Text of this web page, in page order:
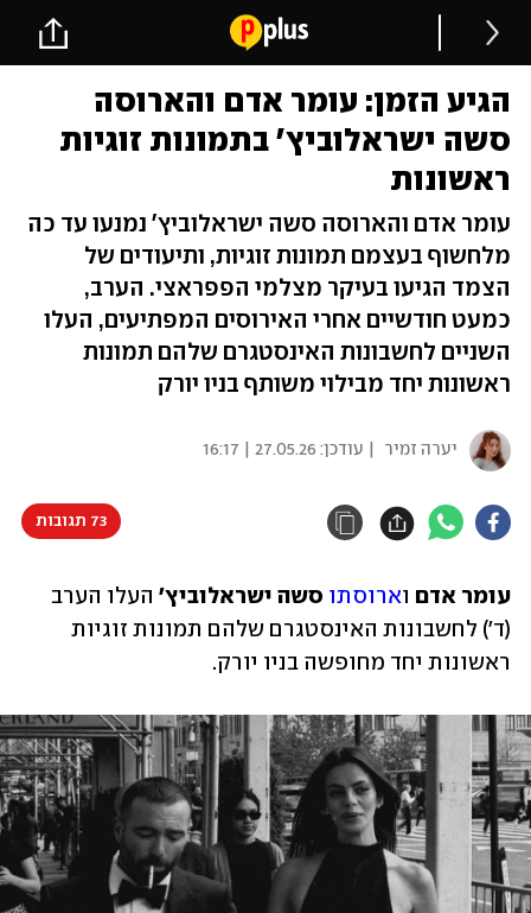
הגיע הזמן: עומר אדם והארוסה
סשה ישראלוביץ׳ בתמונות זוגיות
ראשונות
עומר אדם והארוסה סשה ישראלוביץ' נמנעו עד כה
מלחשוף בעצמם תמונות זוגיות, ותיעודים של
הצמד הגיעו בעיקר מצלמי הפפראצי. הערב,
כמעט חודשיים אחרי האירוסים המפתיעים, העלו
השניים לחשבונות האינסטגרם שלהם תמונות
ראשונות יחד מבילוי משותף בניו יורק
יערה זמיר | עודכן: 27.05.26 | 16:17
73 תגובות
עומר אדם וארוסתו סשה ישראלוביץ׳
ראשונות יחד מחופשה בניו יורק.